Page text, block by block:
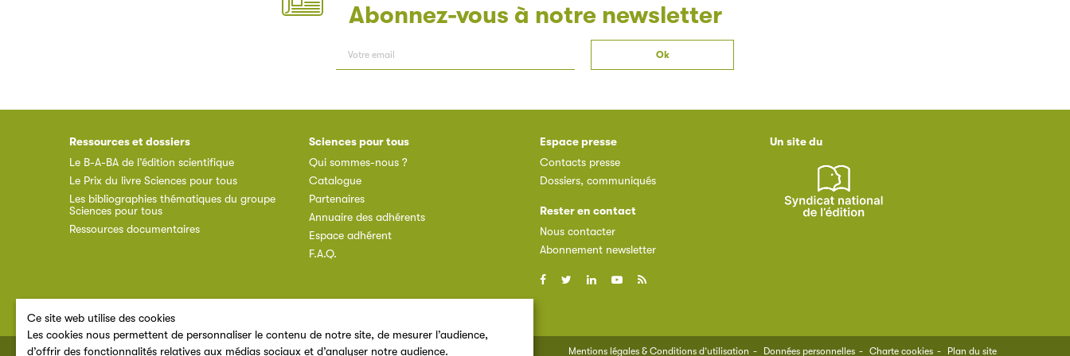
Ce site web utilise des cookies
Les cookies nous permettent de personnaliser le contenu de notre site, de mesurer l’audience,
d’offrir des fonctionnalités relatives aux médias sociaux et d’analyser notre audience.
Abonnez-vous à notre newsletter
Ressources et dossiers
Le B-A-BA de l’édition scientifique
Le Prix du livre Sciences pour tous
Les bibliographies thématiques du groupe
Sciences pour tous
Ressources documentaires
Sciences pour tous
Qui sommes-nous ?
Catalogue
Partenaires
Annuaire des adhérents
Espace adhérent
F.A.Q.
Espace presse
Contacts presse
Dossiers, communiqués
Rester en contact
Nous contacter
Abonnement newsletter
Un site du
Mentions légales & Conditions d’utilisation Données personnelles Charte cookies Plan du site
© 2026 SNE